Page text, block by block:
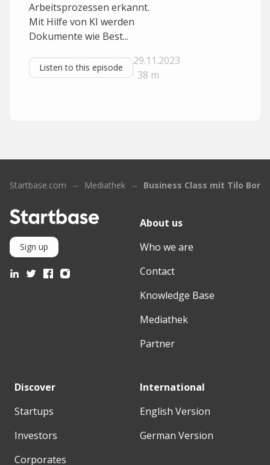
Arbeitsprozessen erkannt.
Mit Hilfe von KI werden
Dokumente wie Best...
Listen to this episode
29.11.2023
· 38 m
Startbase.com Mediathek Business Class mit Tilo
Sign up
About us
Who we are
Contact
Knowledge Base
Mediathek
Partner
Discover
Startups
Investors
Corporates
International
English Version
German Version